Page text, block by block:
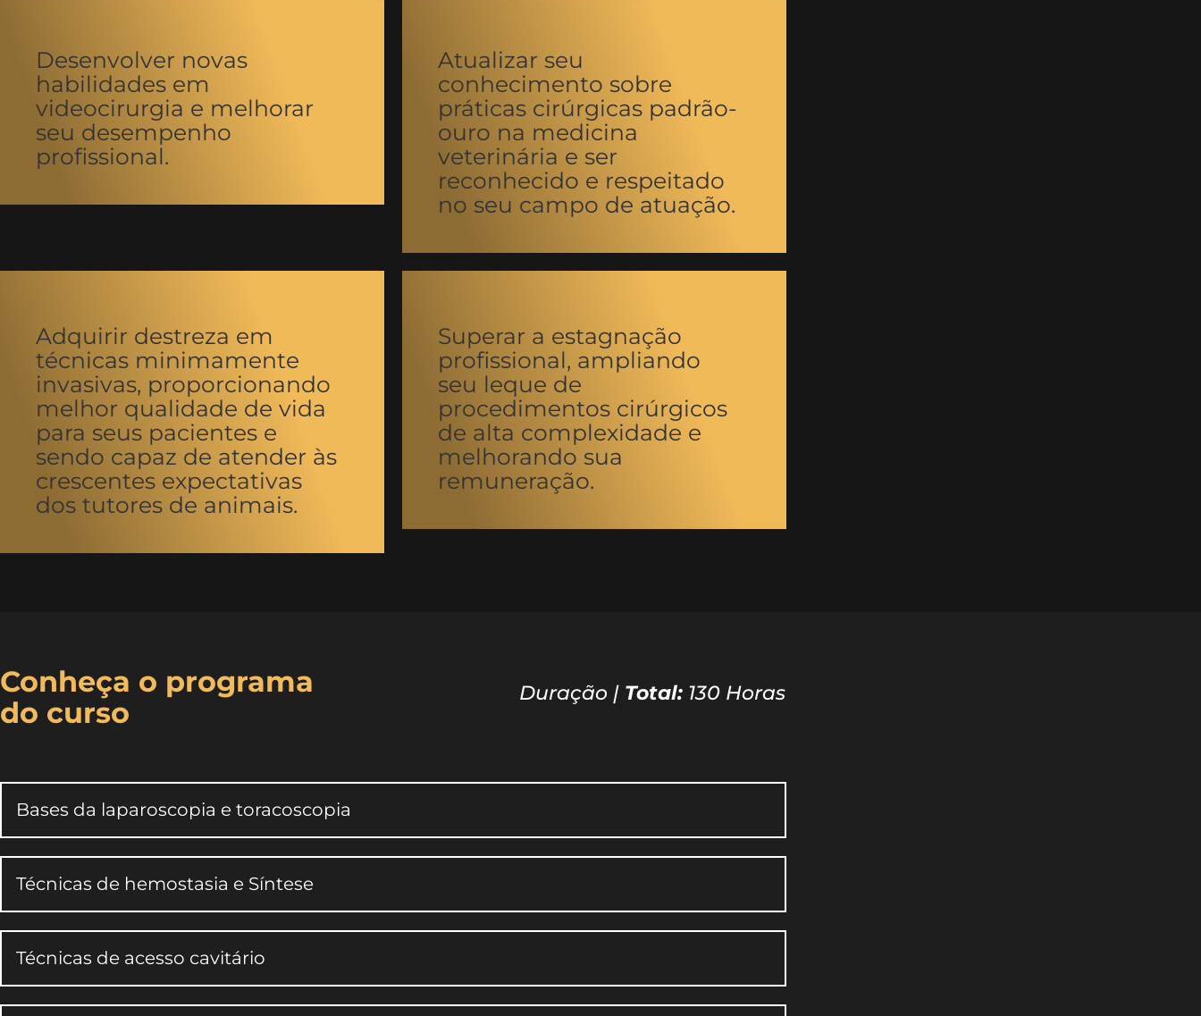
Desenvolver novas
habilidades em
videocirurgia e melhorar
seu desempenho
profissional.
Atualizar seu
conhecimento sobre
práticas cirúrgicas padrão-
ouro na medicina
veterinária e ser
reconhecido e respeitado
no seu campo de atuação.
Adquirir destreza em
técnicas minimamente
invasivas, proporcionando
melhor qualidade de vida
para seus pacientes e
sendo capaz de atender às
crescentes expectativas
dos tutores de animais.
Superar a estagnação
profissional, ampliando
seu leque de
procedimentos cirúrgicos
de alta complexidade e
melhorando sua
remuneração.
Conheça o programa
do curso
Duração | Total: 130 Horas
Bases da laparoscopia e toracoscopia
Técnicas de hemostasia e Síntese
Técnicas de acesso cavitário